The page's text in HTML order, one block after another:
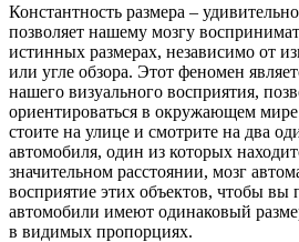
Константность размера –
позволяет нашему мозгу
истинных размерах, независимо от
или угле обзора. Этот феномен
нашего визуального восприятия,
ориентироваться в окружающем
стоите на улице и смотрите на два
автомобиля, один из которых
значительном расстоянии, мозг
восприятие этих объектов, чтобы вы
автомобили имеют одинаковый
в видимых пропорциях.